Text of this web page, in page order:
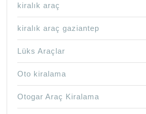
kiralık araç
kiralık araç gaziantep
Lüks Araçlar
Oto kiralama
Otogar Araç Kiralama